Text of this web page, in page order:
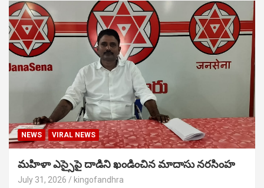
NEWS VIRAL NEWS
మహిళా ఎస్సైపై దాడిని ఖండించిన మాదాసు నరసింహ
July 31, 2026 kingofandhra